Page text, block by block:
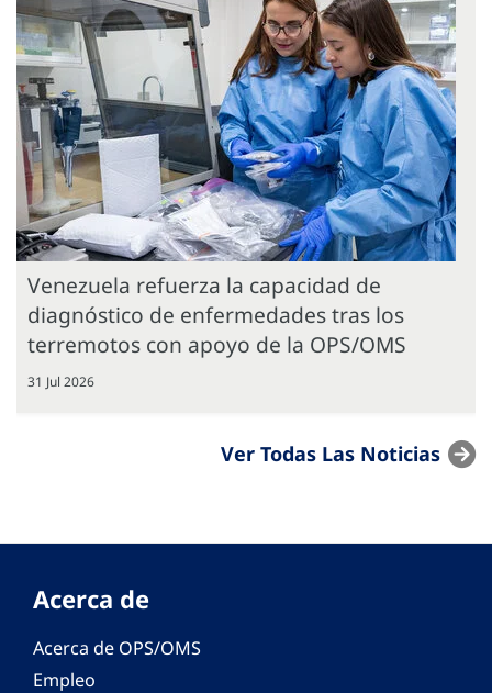
Venezuela refuerza la capacidad de
diagnóstico de enfermedades tras los
terremotos con apoyo de la OPS/OMS
31 Jul 2026
Ver Todas Las Noticias
Acerca de
Acerca de OPS/OMS
Empleo